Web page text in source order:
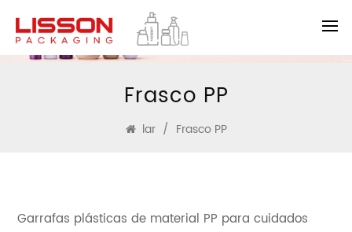
Frasco PP
lar / Frasco PP
Garrafas plásticas de material PP para cuidados